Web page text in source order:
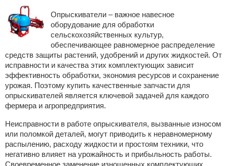
Опрыскиватели – важное навесное
оборудование для обработки
сельскохозяйственных культур,
обеспечивающее равномерное распределение
средств защиты растений, удобрений и других жидкостей. От
исправности и качества этих комплектующих зависит
эффективность обработки, экономия ресурсов и сохранение
урожая. Поэтому купить качественные запчасти для
опрыскивателей является ключевой задачей для каждого
фермера и агропредприятия.
Неисправности в работе опрыскивателя, вызванные износом
или поломкой деталей, могут приводить к неравномерному
распылению, расходу жидкости и простоям техники, что
негативно влияет на урожайность и прибыльность работы.